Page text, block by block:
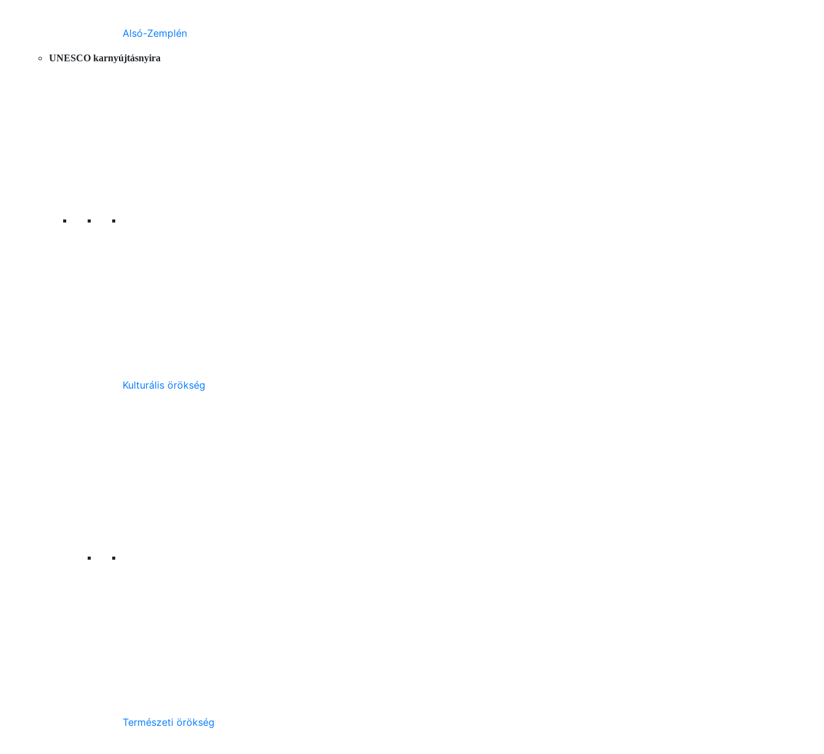
Alsó-Zemplén
UNESCO karnyújtásnyira
Kulturális örökség
Természeti örökség